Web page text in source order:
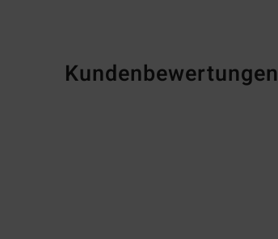
Kundenbewertungen